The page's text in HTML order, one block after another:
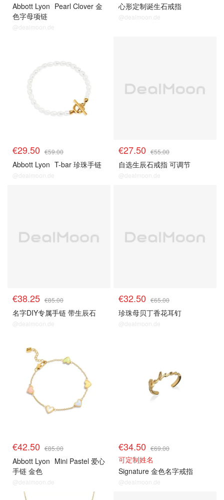
Abbott Lyon Pearl Clover 金
色字母项链
@dealmoon.de
心形定制诞生石戒指
@dealmoon.de
€29.50 €59.00
Abbott Lyon T-bar 珍珠手链
@dealmoon.de
€27.50 €55.00
自选生辰石戒指 可调节
@dealmoon.de
€38.25 €85.00
名字DIY专属手链 带生辰石
@dealmoon.de
€32.50 €65.00
珍珠母贝丁香花耳钉
@dealmoon.de
€42.50 €85.00
Abbott Lyon Mini Pastel 爱心
手链 金色
@dealmoon.de
€34.50 €69.00
可定制姓名
Signature 金色名字戒指
@dealmoon.de